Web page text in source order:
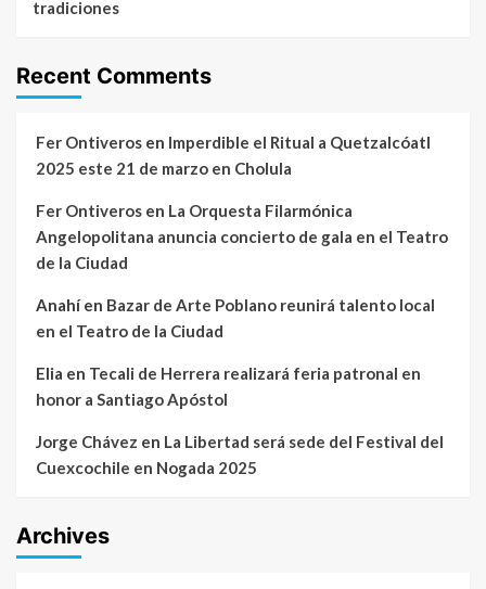
tradiciones
Recent Comments
Fer Ontiveros en Imperdible el Ritual a Quetzalcóatl
2025 este 21 de marzo en Cholula
Fer Ontiveros en La Orquesta Filarmónica
Angelopolitana anuncia concierto de gala en el Teatro
de la Ciudad
Anahíen Bazar de Arte Poblano reunirá talento local
en el Teatro de la Ciudad
Elia en Tecali de Herrera realizará feria patronal en
honor a Santiago Apóstol
Jorge Chávez en La Libertad será sede del Festival del
Cuexcochile en Nogada 2025
Archives